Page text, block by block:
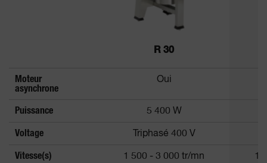
R 30
Moteur
asynchrone
Oui
Puissance 5 400 W
Voltage Triphasé 400 V
Vitesse(s) 1 500 - 3 000 tr/mn 1